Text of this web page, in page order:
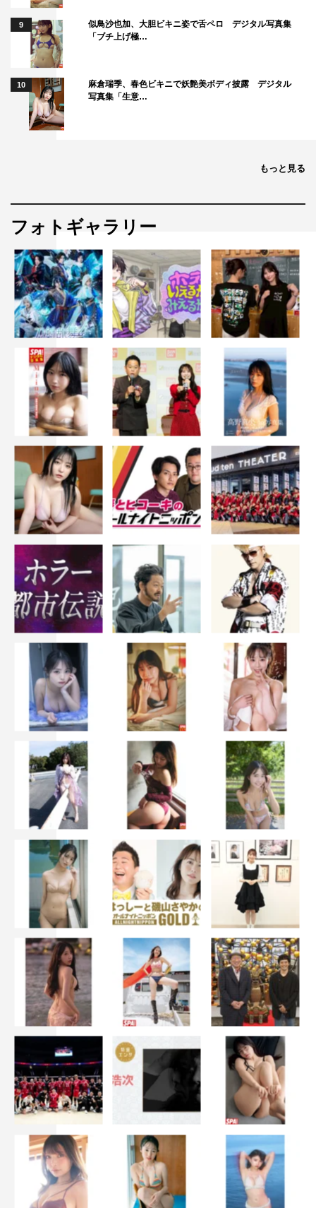
「え！そうなんですか。今回の僕の目標はスタジオでも格
好良くいること！前回、内村さんが『ドラマの方が格好良
かったな』『ドラマの平野は違ったのに』ってちょっとシ
ョックを受けていたので…。なので、スカしたまま格好良
いVTRにいけたらいいなと思っています。
名前も入っていますし、クールなキャラクターでいこうと
したんですけど、空回りしてみんなが笑っていたので『ダ
メだな』ってなりました。なので、安心してください。ス
タジオで格好良くいるのは無理なので（笑）」
◆期待しています！
「どっちに!?（笑）大丈夫です。頑張ります!!」
＜平野紫耀＆今田美桜 コメント＞
◆久しぶりの共演でしたがいかがでしたか
今田「先輩後輩と関係が不思議な感覚でした」
平野「確かに。実年齢では同い年だよね。だから後輩とい
うのは不思議な感じでしたね。敬語を使われる事もなかっ
たので。でも、久々な感じがそんなにしなかったよね」
今田「（少し間を空けて）…うん。あんまりしなかったで
すね（笑）」
平野「あれ？久々な感じしているね、それ」
今田「してない、してない（笑）」
◆今回、平野さん演じるまなとの告白はどうでしたか
今田「なんかすごいなとは思いました」（チラッと平野を
見る）
平野「なんで俺見るんですか」
今田（笑）
平野「あれ、俺のやり方じゃないですからね。まなと君で
すから」
今田「あれを準備しているのを想像したらちょっと面白く
なっちゃうかもしれないです（笑）」
平野「その過程がね」
今田「そうそう」
◆楽しみにしている視聴者にメッセージを
平野「本から始まる出会いで、図書館でのかわいらしいや
りとりだったり、初々しい告白だったりが待っているの
で、見ている皆さんがキュンキュンしてくれたらいいなと
思っています」
9
似鳥沙也加、大胆ビキニ姿で舌ペロ デジタル写真集
「ブチ上げ極…
10
麻倉瑞季、春色ビキニで妖艶美ボディ披露 デジタル
写真集「生意…
もっと見る
フォトギャラリー